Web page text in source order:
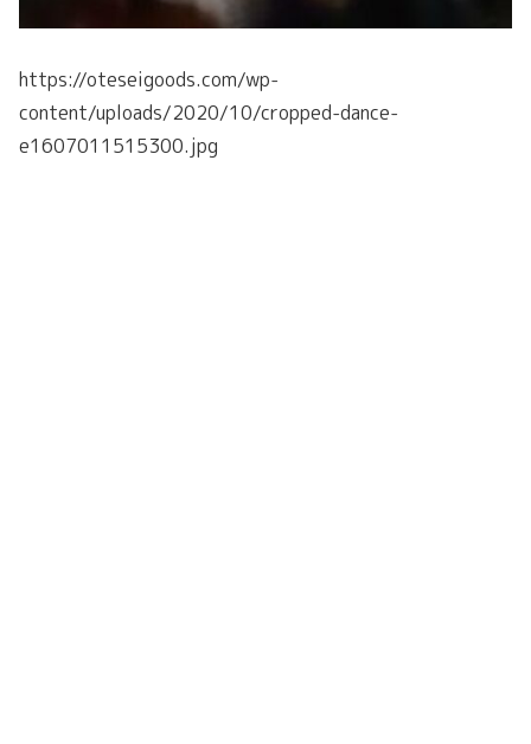
https://oteseigoods.com/wp-
content/uploads/2020/10/cropped-dance-
e1607011515300.jpg